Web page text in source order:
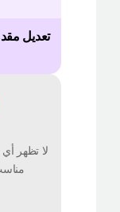
تعديل
لا تظهر